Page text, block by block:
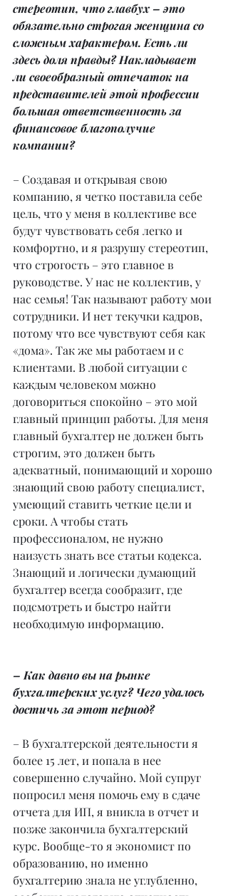
стереотип, что главбух – это
обязательно строгая женщина со
сложным характером. Есть ли
здесь доля правды? Накладывает
ли своеобразный отпечаток на
представителей этой профессии
большая ответственность за
финансовое благополучие
компании?
– Создавая и открывая свою
компанию, я четко поставила себе
цель, что у меня в коллективе все
будут чувствовать себя легко и
комфортно, и я разрушу стереотип,
что строгость – это главное в
руководстве. У нас не коллектив, у
нас семья! Так называют работу мои
сотрудники. И нет текучки кадров,
потому что все чувствуют себя как
«дома». Так же мы работаем и с
клиентами. В любой ситуации с
каждым человеком можно
договориться спокойно – это мой
главный принцип работы. Для меня
главный бухгалтер не должен быть
строгим, это должен быть
адекватный, понимающий и хорошо
знающий свою работу специалист,
умеющий ставить четкие цели и
сроки. А чтобы стать
профессионалом, не нужно
наизусть знать все статьи кодекса.
Знающий и логически думающий
бухгалтер всегда сообразит, где
подсмотреть и быстро найти
необходимую информацию.
– Как давно вы на рынке
бухгалтерских услуг? Чего удалось
достичь за этот период?
– В бухгалтерской деятельности я
более 15 лет, и попала в нее
совершенно случайно. Мой супруг
попросил меня помочь ему в сдаче
отчета для ИП, я вникла в отчет и
позже закончила бухгалтерский
курс. Вообще-то я экономист по
образованию, но именно
бухгалтерию знала не углубленно,